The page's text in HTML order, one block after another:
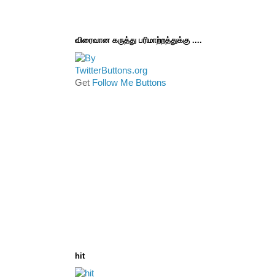
விரைவான கருத்து பரிமாற்றத்துக்கு ....
Get Follow Me Buttons
hit